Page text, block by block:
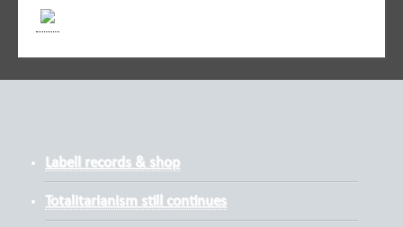
Labell records & shop
Totalitarianism still continues